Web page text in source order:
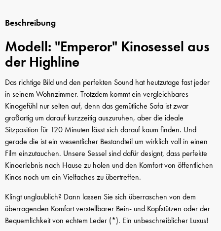
Beschreibung
Modell: "Emperor" Kinosessel aus
der Highline
Das richtige Bild und den perfekten Sound hat heutzutage fast jeder
in seinem Wohnzimmer. Trotzdem kommt ein vergleichbares
Kinogefühl nur selten auf, denn das gemütliche Sofa ist zwar
großartig um darauf kurzzeitig auszuruhen, aber die ideale
Sitzposition für 120 Minuten lässt sich darauf kaum finden. Und
gerade die ist ein wesentlicher Bestandteil um wirklich voll in einen
Film einzutauchen. Unsere Sessel sind dafür designt, dass perfekte
Kinoerlebnis nach Hause zu holen und den Komfort von öffentlichen
Kinos noch um ein Vielfaches zu übertreffen.
Klingt unglaublich? Dann lassen Sie sich überraschen von dem
überragenden Komfort verstellbarer Bein- und Kopfstützen oder der
Bequemlichkeit von echtem Leder (*). Ein unbeschreiblicher Luxus!